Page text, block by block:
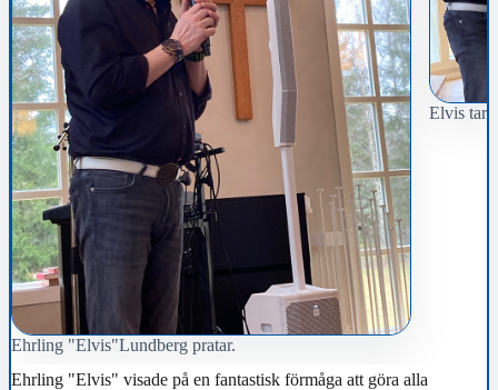
Ehrling "Elvis"Lundberg pratar.
Elvis tar
Ehrling "Elvis" visade på en fantastisk förmåga att göra alla